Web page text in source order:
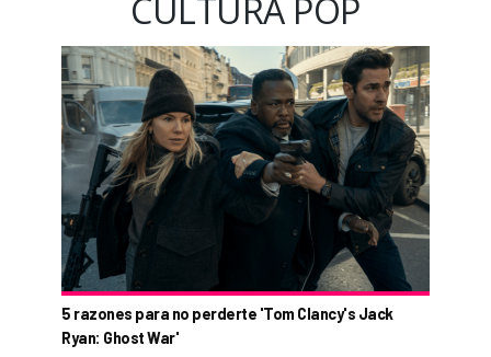
CULTURA POP
5 razones para no perderte 'Tom Clancy's Jack
Ryan: Ghost War'